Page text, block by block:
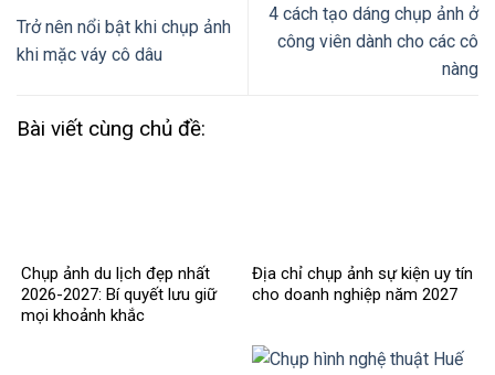
Trở nên nổi bật khi chụp ảnh
khi mặc váy cô dâu
4 cách tạo dáng chụp ảnh ở
công viên dành cho các cô
nàng
Bài viết cùng chủ đề:
Chụp ảnh du lịch đẹp nhất
2026-2027: Bí quyết lưu giữ
mọi khoảnh khắc
Địa chỉ chụp ảnh sự kiện uy tín
cho doanh nghiệp năm 2027